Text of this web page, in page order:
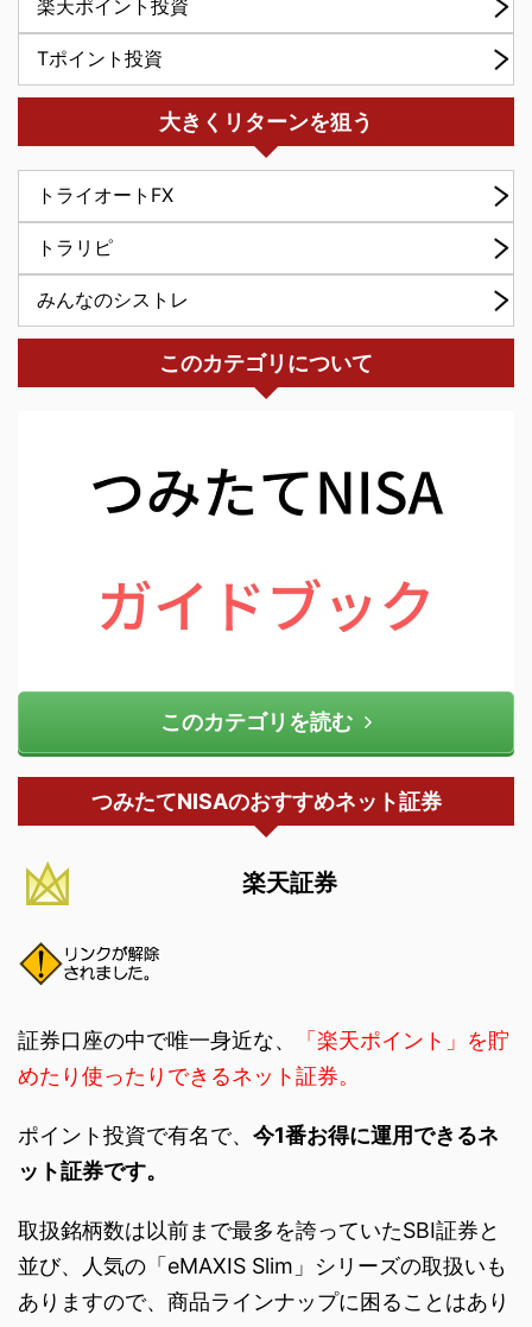
楽天ポイント投資
Tポイント投資
大きくリターンを狙う
トライオートFX
トラリピ
みんなのシストレ
このカテゴリについて
このカテゴリを読む
つみたてNISAのおすすめネット証券
楽天証券
証券口座の中で唯一身近な、
「楽天ポイント」を貯
めたり使ったりできるネット証券。
ポイント投資で有名で、 今1番お得に運用できるネ
ット証券です。
取扱銘柄数は以前まで最多を誇っていたSBI証券と
並び、人気の「eMAXIS Slim」シリーズの取扱いも
ありますので、商品ラインナップに困ることはあり